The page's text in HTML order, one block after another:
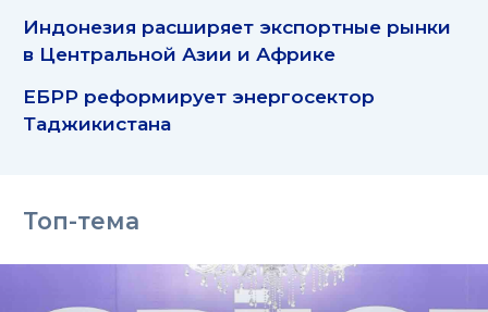
Индонезия расширяет экспортные рынки
в Центральной Азии и Африке
ЕБРР реформирует энергосектор
Таджикистана
Топ-тема